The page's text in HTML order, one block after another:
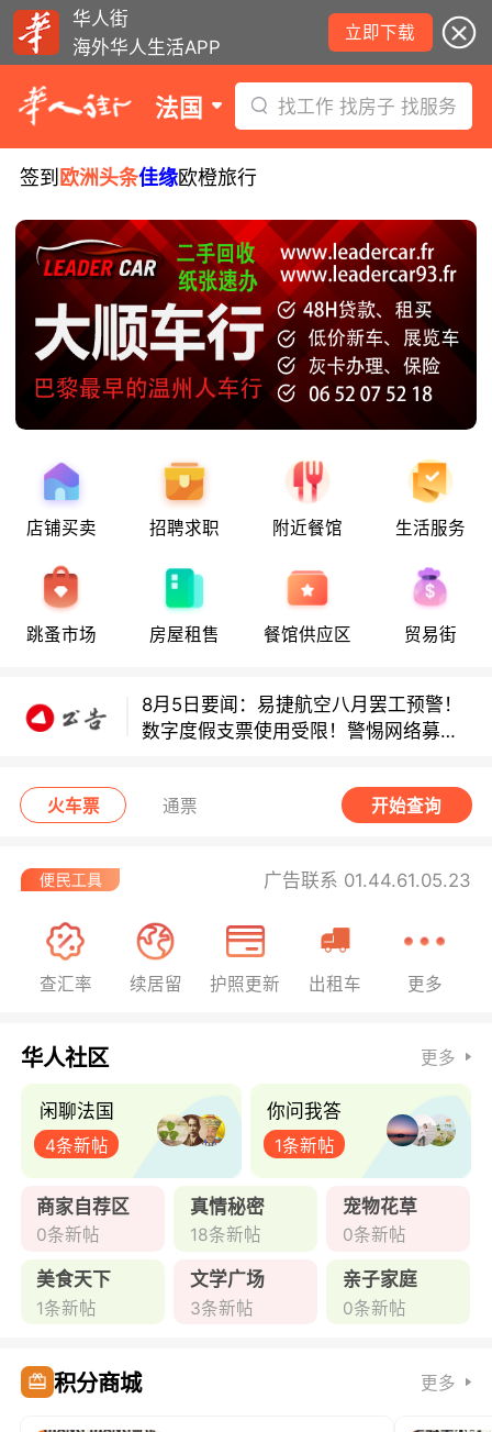
华人街
海外华人生活APP
立即下载
法国 找工作 找房子 找服务
签到 欧洲头条佳缘欧橙旅行
店铺买卖 招聘求职 附近餐馆 生活服务
跳蚤市场 房屋租售 餐馆供应区 贸易街
8月5日要闻：易捷航空八月罢工预警！
数字度假支票使用受限！警惕网络募捐
骗局！
无栏杆收费站逃费将重罚！
多款避孕套因安全缺陷召回！
8月5日要闻：易捷航空八月罢工预警！
数字度假支票使用受限！警惕网络募捐
骗局！
无栏杆收费站逃费将重罚！
火车票 通票 开始查询
广告联系 01.44.61.05.23
查汇率 续居留 护照更新 出租车 更多
华人社区 更多
闲聊法国
4条新帖
你问我答
1条新帖
商家自荐区
0条新帖
真情秘密
18条新帖
宠物花草
0条新帖
美食天下
1条新帖
文学广场
3条新帖
亲子家庭
0条新帖
积分商城 更多